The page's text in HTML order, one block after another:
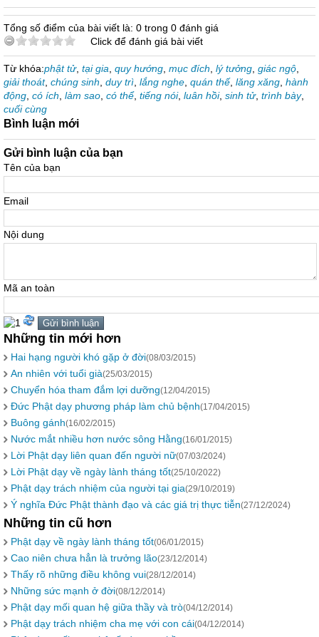
Tổng số điểm của bài viết là: 0 trong 0 đánh giá
Click để đánh giá bài viết
Từ khóa:phật tử, tại gia quy hướng mục đích lý tưởng giác ngộ
giải thoát, chúng sinh duy trì lắng nghe quán thế, lăng xăng hành
động có ích làm sao có thể, tiếng nói, luân hồi, sinh tử, trình bày,
cuối cùng
Bình luận mới
Gửi bình luận của bạn
Tên của bạn
Email
Nội dung
Mã an toàn
Những tin mới hơn
Hai hạng người khó gặp ở đời(08/03/2015)
An nhiên với tuổi già(25/03/2015)
Chuyển hóa tham đắm lợi dưỡng(12/04/2015)
Đức Phật dạy phương pháp làm chủ bệnh(17/04/2015)
Buông gánh(16/02/2015)
Nước mắt nhiều hơn nước sông Hằng(16/01/2015)
Lời Phật dạy liên quan đến người nữ(07/03/2024)
Lời Phật dạy về ngày lành tháng tốt(25/10/2022)
Phật dạy trách nhiệm của người tại gia(29/10/2019)
Ý nghĩa Đức Phật thành đạo và các giá trị thực tiễn(27/12/2024)
Những tin cũ hơn
Phật dạy về ngày lành tháng tốt(06/01/2015)
Cao niên chưa hẳn là trưởng lão(23/12/2014)
Thấy rõ những điều không vui(28/12/2014)
Những sức mạnh ở đời(08/12/2014)
Phật dạy mối quan hệ giữa thầy và trò(04/12/2014)
Phật dạy trách nhiệm cha mẹ với con cái(04/12/2014)